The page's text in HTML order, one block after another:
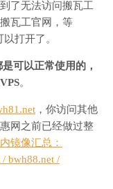
了无法访问搬瓦工
瓦工官网，等
打开了。
可以正常使用的，
。
，你访问其他
网之前已经做过整
镜像汇总：
/ bwh88.net /